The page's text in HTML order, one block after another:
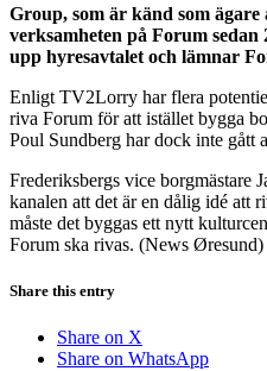
Group, som är känd som
verksamheten på Forum sedan
upp hyresavtalet och lämnar
Enligt TV2Lorry har flera
riva Forum för att istället bygga
Poul Sundberg har dock inte gått
Frederiksbergs vice borgmästare
kanalen att det är en dålig idé att
måste det byggas ett nytt
Forum ska rivas. (News Øresund)
Share this entry
Share on X
Share on WhatsApp